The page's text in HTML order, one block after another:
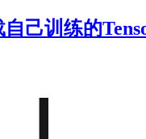
己训练的